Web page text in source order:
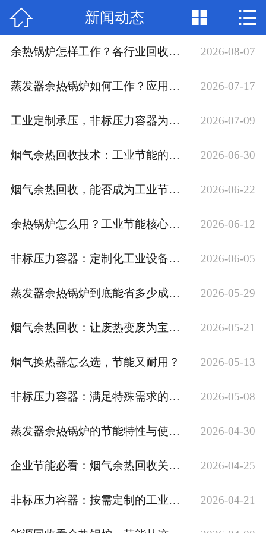
网站首页
工程案例
联系我们
加入我们
 新闻动态  
余热锅炉怎样工作？各行业回收利用实例全解析 2026-08-07
蒸发器余热锅炉如何工作？应用场景有哪些？ 2026-07-17
工业定制承压，非标压力容器为何受宠？ 2026-07-09
烟气余热回收技术：工业节能的关键一环 2026-06-30
烟气余热回收，能否成为工业节能的突破口？ 2026-06-22
余热锅炉怎么用？工业节能核心设备全解析 2026-06-12
非标压力容器：定制化工业设备的核心选择 2026-06-05
蒸发器余热锅炉到底能省多少成本？ 2026-05-29
烟气余热回收：让废热变废为宝的好方案 2026-05-21
烟气换热器怎么选，节能又耐用？ 2026-05-13
非标压力容器：满足特殊需求的定制化设备 2026-05-08
蒸发器余热锅炉的节能特性与使用价值 2026-04-30
企业节能必看：烟气余热回收关键技术解析 2026-04-25
非标压力容器：按需定制的工业装备核心 2026-04-21